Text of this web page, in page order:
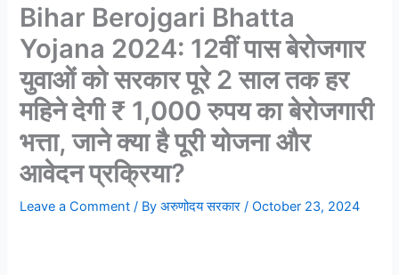
Bihar Berojgari Bhatta
Yojana 2024: 12वीं पास बेरोजगार
युवाओं को सरकार पूरे 2 साल तक हर
महिने देगी ₹ 1,000 रुपय का बेरोजगारी
भत्ता, जाने क्या है पूरी योजना और
आवेदन प्रक्रिया?
Leave a Comment / Byअरुणोदय सरकार/October 23, 2024